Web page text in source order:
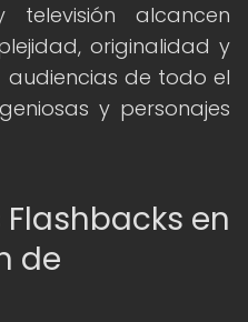
alcancen
originalidad y
de todo el
y personajes
en
de